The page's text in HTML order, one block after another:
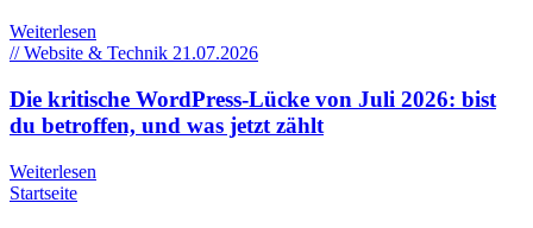
Weiterlesen
// Website & Technik 21.07.2026
Die kritische WordPress-Lücke von Juli 2026: bist
du betroffen, und was jetzt zählt
Weiterlesen
Startseite